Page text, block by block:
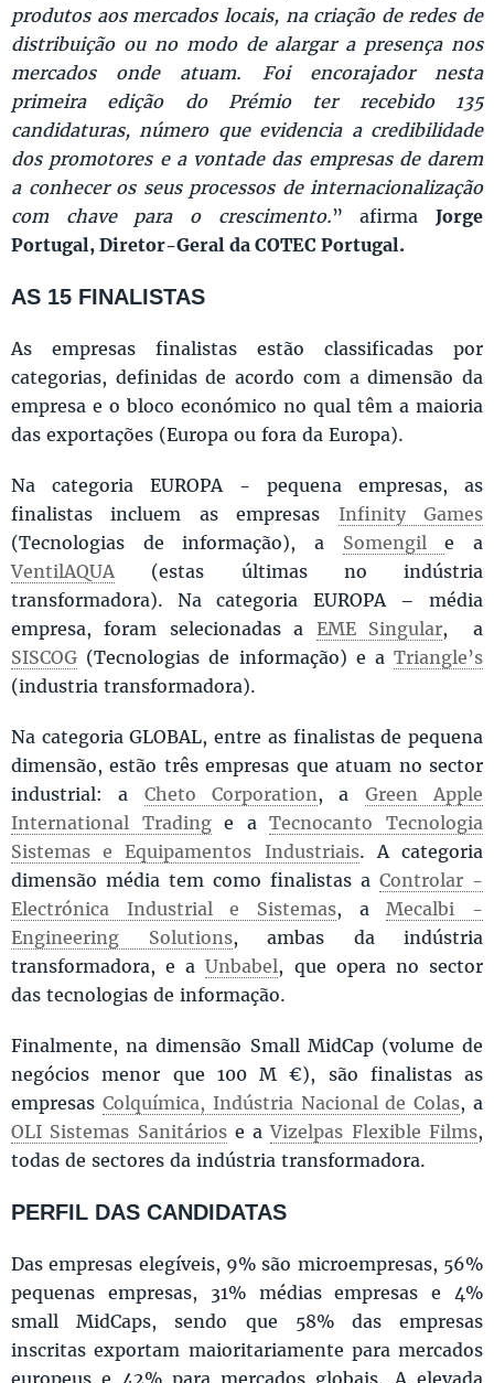
produtos aos mercados locais, na criação de redes de
distribuição ou no modo de alargar a presença nos
mercados onde atuam. Foi encorajador nesta
primeira edição do Prémio ter recebido 135
candidaturas, número que evidencia a credibilidade
dos promotores e a vontade das empresas de darem
a conhecer os seus processos de internacionalização
com chave para o crescimento.” afirmaJorge
Portugal, Diretor-Geral da COTEC Portugal.
AS 15 FINALISTAS
As empresas finalistas estão classificadas por
categorias, definidas de acordo com a dimensão da
empresa e o bloco económico no qual têm a maioria
das exportações (Europa ou fora da Europa).
Na categoria EUROPA - pequena empresas, as
finalistas incluem as empresas Infinity Games
(Tecnologias de informação), a Somengile a
VentilAQUA (estas últimas no indústria
transformadora). Na categoria EUROPA – média
empresa, foram selecionadas a EME Singular, a
SISCOG (Tecnologias de informação) e a Triangle’s
(industria transformadora).
Na categoria GLOBAL, entre as finalistas de pequena
dimensão, estão três empresas que atuam no sector
industrial: a Cheto Corporation, a Green Apple
International Tradinge aTecnocanto Tecnologia
Sistemas e Equipamentos Industriais. A categoria
dimensão média tem como finalistas a Controlar -
Electrónica Industrial e Sistemas, a Mecalbi -
Engineering Solutions, ambas da indústria
transformadora, e aUnbabel, que opera no sector
das tecnologias de informação.
Finalmente, na dimensão Small MidCap (volume de
negócios menor que 100 M €), são finalistas as
empresas Colquímica, Indústria Nacional de Colas, a
OLI Sistemas Sanitáriose aVizelpas Flexible Films,
todas de sectores da indústria transformadora.
PERFIL DAS CANDIDATAS
Das empresas elegíveis, 9% são microempresas, 56%
pequenas empresas, 31% médias empresas e 4%
small MidCaps, sendo que 58% das empresas
inscritas exportam maioritariamente para mercados
europeus e 42% para mercados globais. A elevada